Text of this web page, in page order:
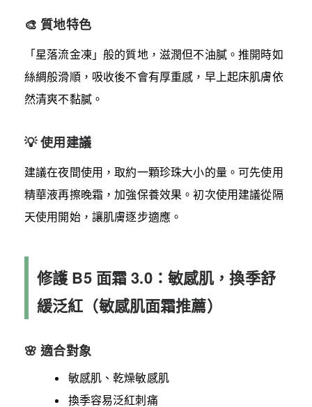
🎨 質地特色
「星落流金凍」般的質地，滋潤但不油膩。推開時如
絲綢般滑順，吸收後不會有厚重感，早上起床肌膚依
然清爽不黏膩。
💡 使用建議
建議在夜間使用，取約一顆珍珠大小的量。可先使用
精華液再擦晚霜，加強保養效果。初次使用建議從隔
天使用開始，讓肌膚逐步適應。
修護 B5 面霜 3.0：敏感肌，換季舒
緩泛紅（敏感肌面霜推薦）
🌸 適合對象
敏感肌、乾燥敏感肌
換季容易泛紅刺痛